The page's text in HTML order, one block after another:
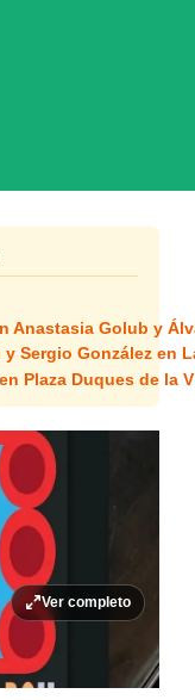
Anastasia Golub y
Sergio González en
Plaza Duques de la
Ver completo